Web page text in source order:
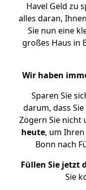
Havel Geld zu
alles daran,
Sie nun eine
großes Haus in
Wir haben
Sparen Sie
darum, dass
Zögern Sie nicht
heute, um
Bonn nach
Füllen Sie jetzt
Sie